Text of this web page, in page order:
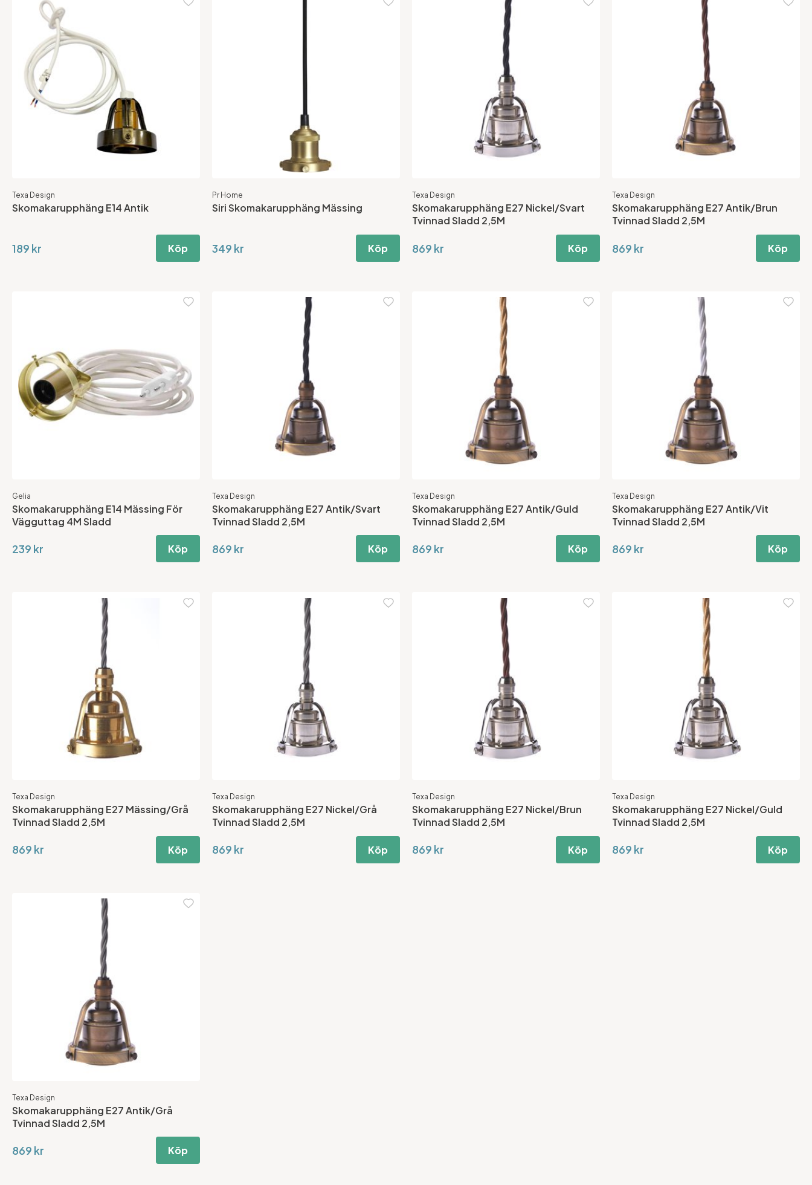
Texa Design
Skomakarupphäng E14 Antik
189 kr Köp
Pr Home
Siri Skomakarupphäng Mässing
349 kr Köp
Texa Design
Skomakarupphäng E27 Nickel/Svart
Tvinnad Sladd 2,5M
869 kr Köp
Texa Design
Skomakarupphäng E27 Antik/Brun
Tvinnad Sladd 2,5M
869 kr Köp
Gelia
Skomakarupphäng E14 Mässing För
Vägguttag 4M Sladd
239 kr Köp
Texa Design
Skomakarupphäng E27 Antik/Svart
Tvinnad Sladd 2,5M
869 kr Köp
Texa Design
Skomakarupphäng E27 Antik/Guld
Tvinnad Sladd 2,5M
869 kr Köp
Texa Design
Skomakarupphäng E27 Antik/Vit
Tvinnad Sladd 2,5M
869 kr Köp
Texa Design
Skomakarupphäng E27 Mässing/Grå
Tvinnad Sladd 2,5M
869 kr Köp
Texa Design
Skomakarupphäng E27 Nickel/Grå
Tvinnad Sladd 2,5M
869 kr Köp
Texa Design
Skomakarupphäng E27 Nickel/Brun
Tvinnad Sladd 2,5M
869 kr Köp
Texa Design
Skomakarupphäng E27 Nickel/Guld
Tvinnad Sladd 2,5M
869 kr Köp
Texa Design
Skomakarupphäng E27 Antik/Grå
Tvinnad Sladd 2,5M
869 kr Köp